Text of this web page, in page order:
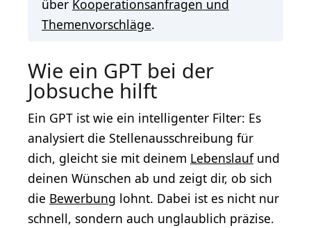
über Kooperationsanfragen und
Themenvorschläge.
Wie ein GPT bei der
Jobsuche hilft
Ein GPT ist wie ein intelligenter Filter: Es
analysiert die Stellenausschreibung für
dich, gleicht sie mit deinem Lebenslaufund
deinen Wünschen ab und zeigt dir, ob sich
die Bewerbung lohnt. Dabei ist es nicht nur
schnell, sondern auch unglaublich präzise.